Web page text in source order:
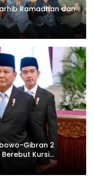
Ramadhan dan
Gibran 2
Kursi